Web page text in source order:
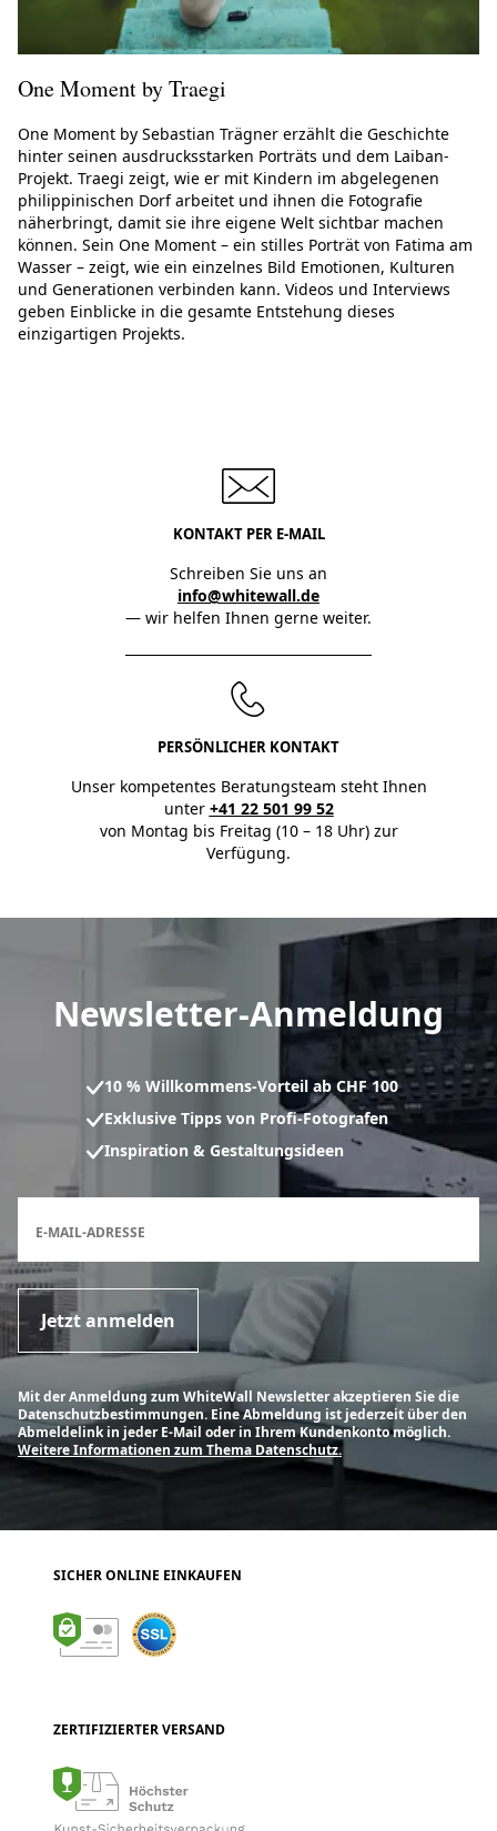
One Moment by Traegi
One Moment by Sebastian Trägner erzählt die Geschichte
hinter seinen ausdrucksstarken Porträts und dem Laiban-
Projekt. Traegi zeigt, wie er mit Kindern im abgelegenen
philippinischen Dorf arbeitet und ihnen die Fotografie
näherbringt, damit sie ihre eigene Welt sichtbar machen
können. Sein One Moment – ein stilles Porträt von Fatima am
Wasser – zeigt, wie ein einzelnes Bild Emotionen, Kulturen
und Generationen verbinden kann. Videos und Interviews
geben Einblicke in die gesamte Entstehung dieses
einzigartigen Projekts.
KONTAKT PER E-MAIL
Schreiben Sie uns an
info@whitewall.de
— wir helfen Ihnen gerne weiter.
PERSÖNLICHER KONTAKT
Unser kompetentes Beratungsteam steht Ihnen
unter +41 22 501 99 52
von Montag bis Freitag (10 – 18 Uhr) zur
Verfügung.
Newsletter-Anmeldung
10 % Willkommens-Vorteil ab CHF 100
Exklusive Tipps von Profi-Fotografen
Inspiration & Gestaltungsideen
E-MAIL-ADRESSE
Jetzt anmelden
Mit der Anmeldung zum WhiteWall Newsletter akzeptieren Sie die
Datenschutzbestimmungen. Eine Abmeldung ist jederzeit über den
Abmeldelink in jeder E-Mail oder in Ihrem Kundenkonto möglich.
Weitere Informationen zum Thema Datenschutz.
SICHER ONLINE EINKAUFEN
ZERTIFIZIERTER VERSAND